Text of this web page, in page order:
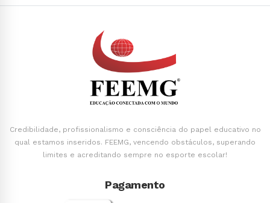
Credibilidade, profissionalismo e consciência do papel educativo no
qual estamos inseridos. FEEMG, vencendo obstáculos, superando
limites e acreditando sempre no esporte escolar!
Pagamento